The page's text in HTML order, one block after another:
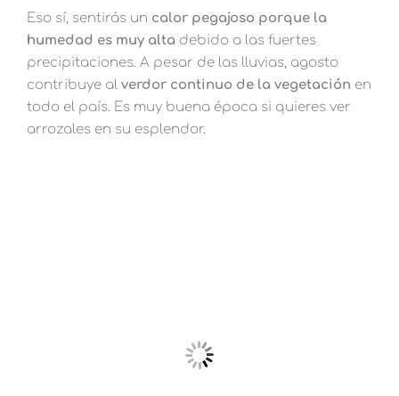
Eso sí, sentirás un calor pegajoso porque la
humedad es muy alta debido a las fuertes
precipitaciones. A pesar de las lluvias, agosto
contribuye al verdor continuo de la vegetación en
todo el país. Es muy buena época si quieres ver
arrozales en su esplendor.